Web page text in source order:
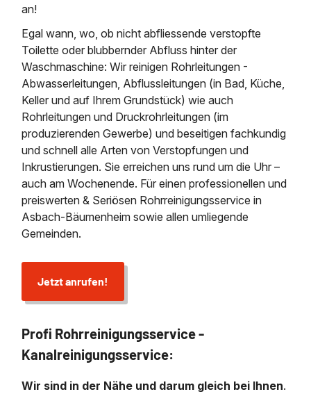
an!
Egal wann, wo, ob nicht abfliessende verstopfte
Toilette oder blubbernder Abfluss hinter der
Waschmaschine: Wir reinigen Rohrleitungen -
Abwasserleitungen, Abflussleitungen (in Bad, Küche,
Keller und auf Ihrem Grundstück) wie auch
Rohrleitungen und Druckrohrleitungen (im
produzierenden Gewerbe) und beseitigen fachkundig
und schnell alle Arten von Verstopfungen und
Inkrustierungen. Sie erreichen uns rund um die Uhr –
auch am Wochenende. Für einen professionellen und
preiswerten & Seriösen Rohrreinigungsservice in
Asbach-Bäumenheim sowie allen umliegende
Gemeinden.
Jetzt anrufen!
Profi Rohrreinigungsservice -
Kanalreinigungsservice:
Wir sind in der Nähe und darum gleich bei Ihnen.